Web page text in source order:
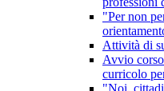
"Per non
Attività di
Avvio
curricolo